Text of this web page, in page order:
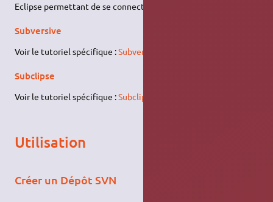
Eclipse permettant de se connecter à un dépôt SVN.
Subversive
Voir le tutoriel spécifique :Subversive
Subclipse
Voir le tutoriel spécifique :Subclipse
Utilisation
Créer un Dépôt SVN